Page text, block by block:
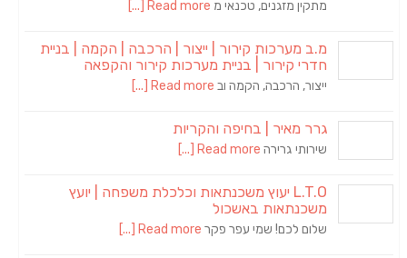
מתקין מזגנים, טכנאי מ Read more [...]
מ.ב מערכות קירור | ייצור | הרכבה | הקמה | בניית
חדרי קירור | בניית מערכות קירור והקפאה
ייצור, הרכבה, הקמה וב Read more [...]
גרר מאיר | בחיפה והקריות
שירותי גרירה Read more [...]
L.T.O יעוץ משכנתאות וכלכלת משפחה | יועץ
משכנתאות באשכול
שלום לכם! שמי עפר פקר Read more [...]